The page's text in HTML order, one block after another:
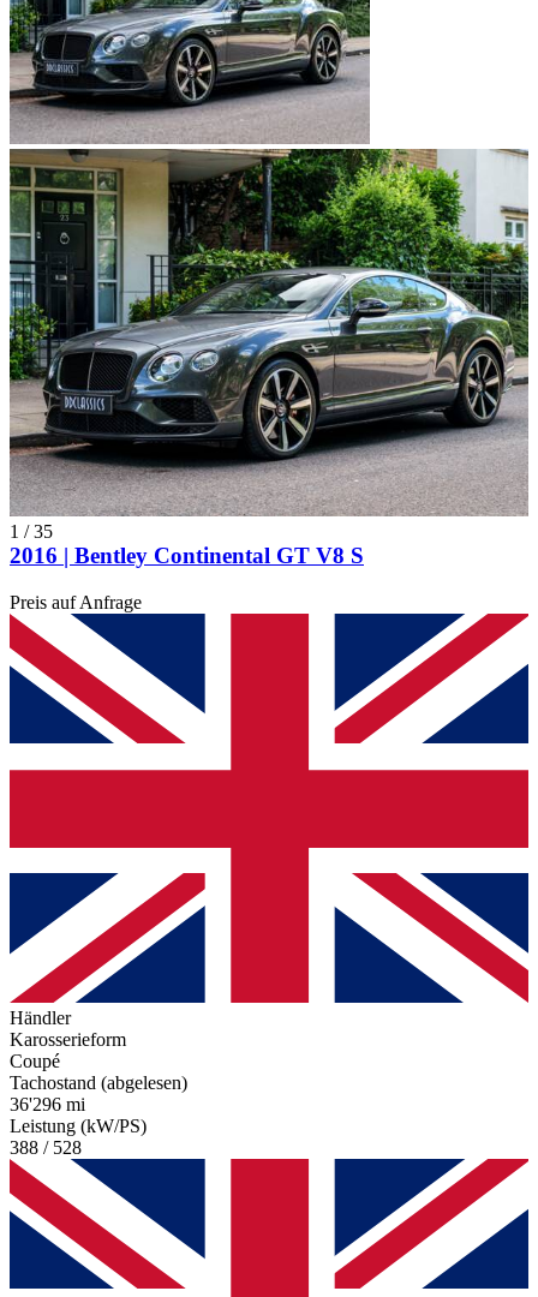
1 /35
2016 | Bentley Continental GT V8 S
Preis auf Anfrage
Händler
Karosserieform
Coupé
Tachostand (abgelesen)
36'296 mi
Leistung (kW/PS)
388 / 528